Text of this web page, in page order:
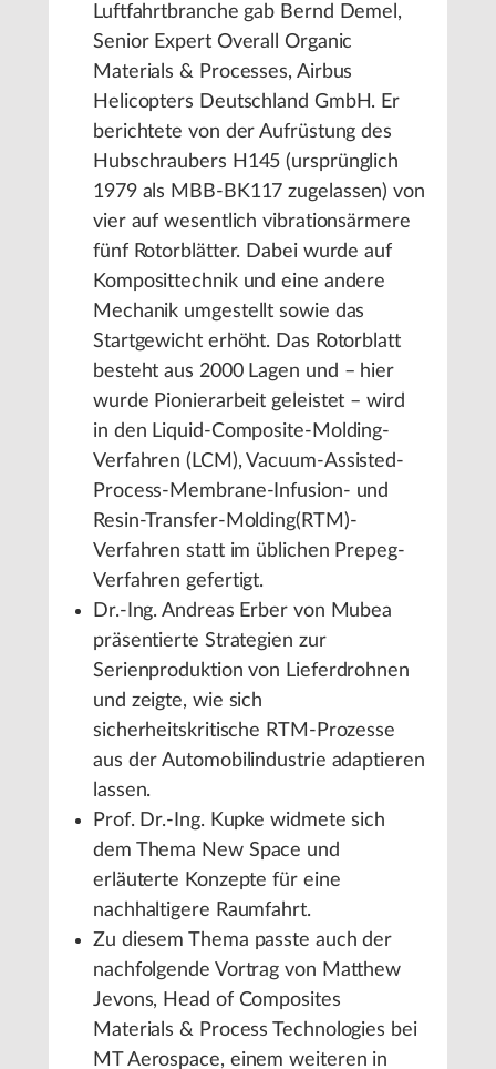
Luftfahrtbranche gab Bernd Demel,
Senior Expert Overall Organic
Materials & Processes, Airbus
Helicopters Deutschland GmbH. Er
berichtete von der Aufrüstung des
Hubschraubers H145 (ursprünglich
1979 als MBB-BK117 zugelassen) von
vier auf wesentlich vibrationsärmere
fünf Rotorblätter. Dabei wurde auf
Komposittechnik und eine andere
Mechanik umgestellt sowie das
Startgewicht erhöht. Das Rotorblatt
besteht aus 2000 Lagen und – hier
wurde Pionierarbeit geleistet – wird
in den Liquid-Composite-Molding-
Verfahren (LCM), Vacuum-Assisted-
Process-Membrane-Infusion- und
Resin-Transfer-Molding(RTM)-
Verfahren statt im üblichen Prepeg-
Verfahren gefertigt.
Dr.-Ing. Andreas Erber von Mubea
präsentierte Strategien zur
Serienproduktion von Lieferdrohnen
und zeigte, wie sich
sicherheitskritische RTM-Prozesse
aus der Automobilindustrie adaptieren
lassen.
Prof. Dr.-Ing. Kupke widmete sich
dem Thema New Space und
erläuterte Konzepte für eine
nachhaltigere Raumfahrt.
Zu diesem Thema passte auch der
nachfolgende Vortrag von Matthew
Jevons, Head of Composites
Materials & Process Technologies bei
MT Aerospace, einem weiteren in